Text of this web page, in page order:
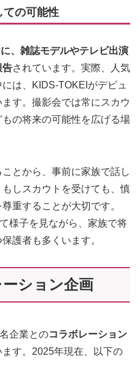
ての可能性
、雑誌モデルやテレビ出演
告されています。実際、人気
は、KIDS-TOKEIがデビュ
す。撮影会では常にスカウ
の将来の可能性を広げる場
とから、事前に家族で話し
しスカウトを受けても、慎
重することが大切です。
様子を見ながら、家族で将
護者も多くいます。
ション企画
企業とのコラボレーション
す。2025年現在、以下の